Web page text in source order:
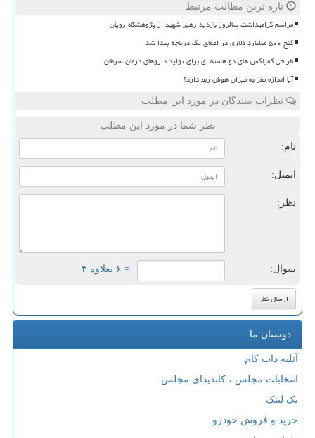
تازه ترین مطالب مرتبط
مراسم گرامیداشت سالروز بازدید رهبر شهید از پژوهشگاه رویان
گنج ۵۰۰ میلیارد دلاری در اعماق یک دریاچه پیدا شد
طراحی کمپلکس های دو هسته ای برای تولید داروهای درمان سرطان
آیا اندازه مغز به میزان هوش ربط دارد؟
نظرات بینندگان در مورد این مطلب
نظر شما در مورد این مطلب
نام:
ایمیل:
نظر:
سوال: = ۶ بعلاوه ۳
دوستان ما
آتلیه دات کام
انتخابات مجلس ، کاندیدای مجلس
بک لینک
خرید و فروش خودرو